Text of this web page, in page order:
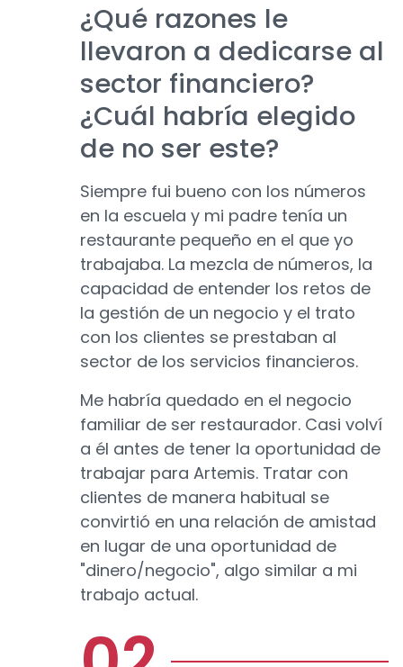
¿Qué razones le
llevaron a dedicarse al
sector financiero?
¿Cuál habría elegido
de no ser este?
Siempre fui bueno con los números
en la escuela y mi padre tenía un
restaurante pequeño en el que yo
trabajaba. La mezcla de números, la
capacidad de entender los retos de
la gestión de un negocio y el trato
con los clientes se prestaban al
sector de los servicios financieros.
Me habría quedado en el negocio
familiar de ser restaurador. Casi volví
a él antes de tener la oportunidad de
trabajar para Artemis. Tratar con
clientes de manera habitual se
convirtió en una relación de amistad
en lugar de una oportunidad de
"dinero/negocio", algo similar a mi
trabajo actual.